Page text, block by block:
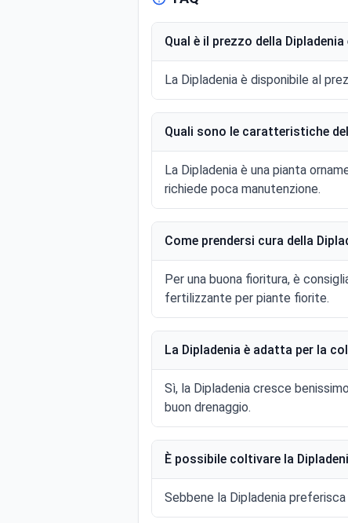
Qual è il prezzo della
La Dipladenia è disponibile al
Quali sono le caratteristiche
La Dipladenia è una pianta
richiede poca manutenzione.
Come prendersi cura della
Per una buona fioritura, è
fertilizzante per piante fiorite.
La Dipladenia è adatta per la
Sì, la Dipladenia cresce
buon drenaggio.
È possibile coltivare la
Sebbene la Dipladenia